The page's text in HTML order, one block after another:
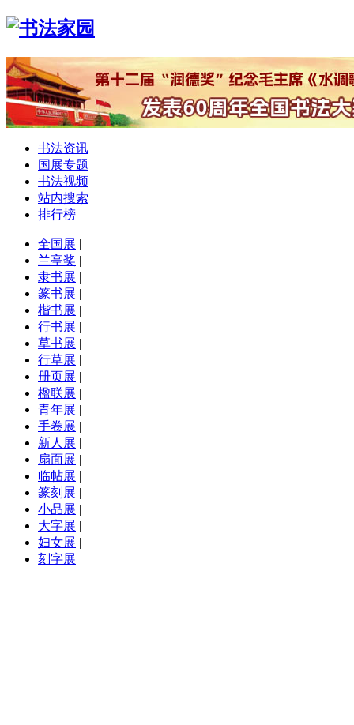
书法资讯
国展专题
书法视频
站内搜索
排行榜
全国展 |
兰亭奖 |
隶书展 |
篆书展 |
楷书展 |
行书展 |
草书展 |
行草展 |
册页展 |
楹联展 |
青年展 |
手卷展 |
新人展 |
扇面展 |
临帖展 |
篆刻展 |
小品展 |
大字展 |
妇女展 |
刻字展